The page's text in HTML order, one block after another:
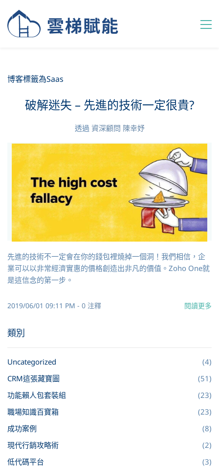
博客標籤為Saas
破解迷失 – 先進的技術一定很貴?
透過 資深顧問 陳幸妤
先進的技術不一定會在你的錢包裡燒掉一個洞！我們相信，企
業可以以非常經濟實惠的價格創造出非凡的價值。Zoho One就
是這信念的第一步。
2019/06/01 09:11 PM - 0 注釋 閱讀更多
類別
Uncategorized
(4)
CRM這張藏寶圖
(51)
功能賴人包套裝組
(23)
職場知識百寶箱
(23)
成功案例
(8)
現代行銷攻略術
(2)
低代碼平台
(3)